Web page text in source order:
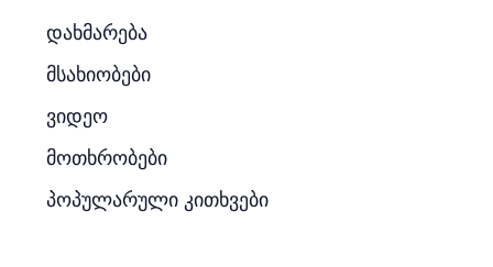
დახმარება
მსახიობები
ვიდეო
მოთხრობები
პოპულარული კითხვები